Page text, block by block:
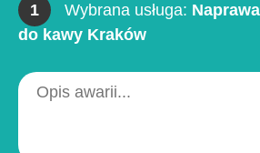
1 Wybrana usługa:
do kawy Kraków